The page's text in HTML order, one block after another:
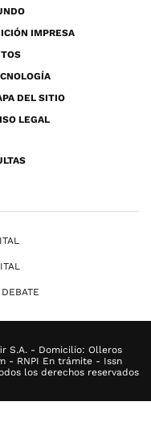
IMPRESA
DEL SITIO
LEGAL
S.A. - Domicilio: Olleros
- RNPI En trámite - Issn
los derechos reservados